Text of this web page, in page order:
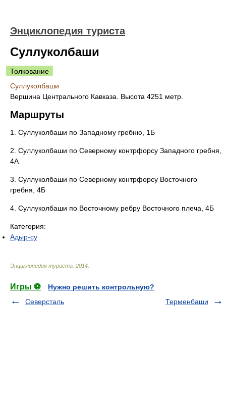
Энциклопедия туриста
Суллуколбаши
Толкование
Суллуколбаши
Вершина Центрального Кавказа. Высота 4251 метр.
Маршруты
1. Суллуколбаши по Западному гребню, 1Б
2. Суллуколбаши по Северному контрфорсу Западного гребня,
4А
3. Суллуколбаши по Северному контрфорсу Восточного
гребня, 4Б
4. Суллуколбаши по Восточному ребру Восточного плеча, 4Б
Категория:
Адыр-су
Энциклопедия туриста 2014
Игры ⚽
Нужно решить контрольную?
Северсталь
Терменбаши